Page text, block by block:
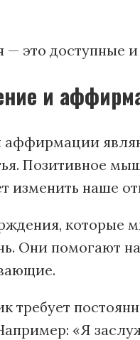
это доступные
и
Позитивное
изменить наше
которые
Они помогают
требует
«Я